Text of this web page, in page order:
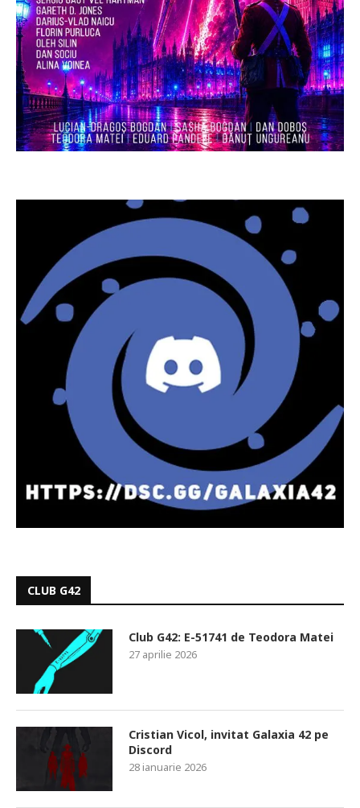
CLUB G42
Club G42: E-51741 de Teodora Matei
27 aprilie 2026
Cristian Vicol, invitat Galaxia 42 pe
Discord
28 ianuarie 2026